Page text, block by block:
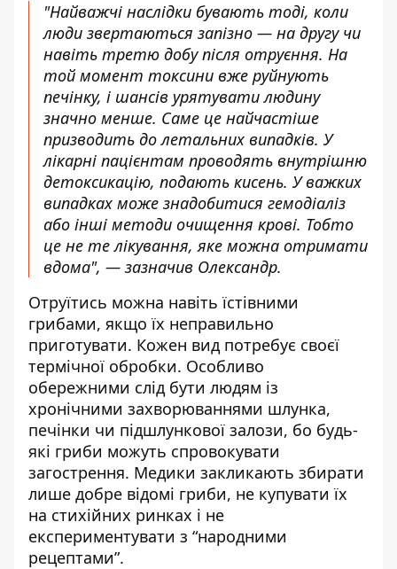
"Найважчі наслідки бувають тоді, коли
люди звертаються запізно — на другу чи
навіть третю добу після отруєння. На
той момент токсини вже руйнують
печінку, і шансів урятувати людину
значно менше. Саме це найчастіше
призводить до летальних випадків. У
лікарні пацієнтам проводять внутрішню
детоксикацію, подають кисень. У важких
випадках може знадобитися гемодіаліз
або інші методи очищення крові. Тобто
це не те лікування, яке можна отримати
вдома", — зазначив Олександр.
Отруїтись можна навіть їстівними
грибами, якщо їх неправильно
приготувати. Кожен вид потребує своєї
термічної обробки. Особливо
обережними слід бути людям із
хронічними захворюваннями шлунка,
печінки чи підшлункової залози, бо будь-
які гриби можуть спровокувати
загострення. Медики закликають збирати
лише добре відомі гриби, не купувати їх
на стихійних ринках і не
експериментувати з “народними
рецептами”.